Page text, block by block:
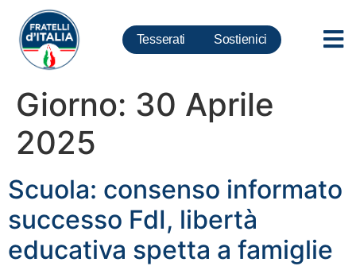
Tesserati Sostienici
Giorno: 30 Aprile
2025
Scuola: consenso informato
successo FdI, libertà
educativa spetta a famiglie